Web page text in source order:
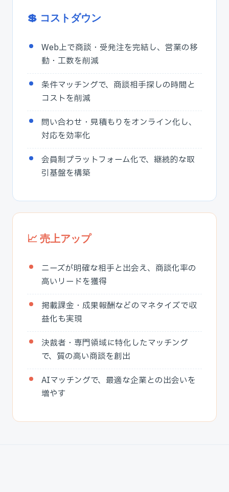
💲 コストダウン
Web上で商談・受発注を完結し、営業の移
動・工数を削減
条件マッチングで、商談相手探しの時間と
コストを削減
問い合わせ・見積もりをオンライン化し、
対応を効率化
会員制プラットフォーム化で、継続的な取
引基盤を構築
📈 売上アップ
ニーズが明確な相手と出会え、商談化率の
高いリードを獲得
掲載課金・成果報酬などのマネタイズで収
益化も実現
決裁者・専門領域に特化したマッチング
で、質の高い商談を創出
AIマッチングで、最適な企業との出会いを
増やす